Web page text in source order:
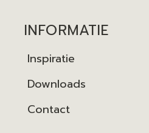
INFORMATIE
Inspiratie
Downloads
Contact